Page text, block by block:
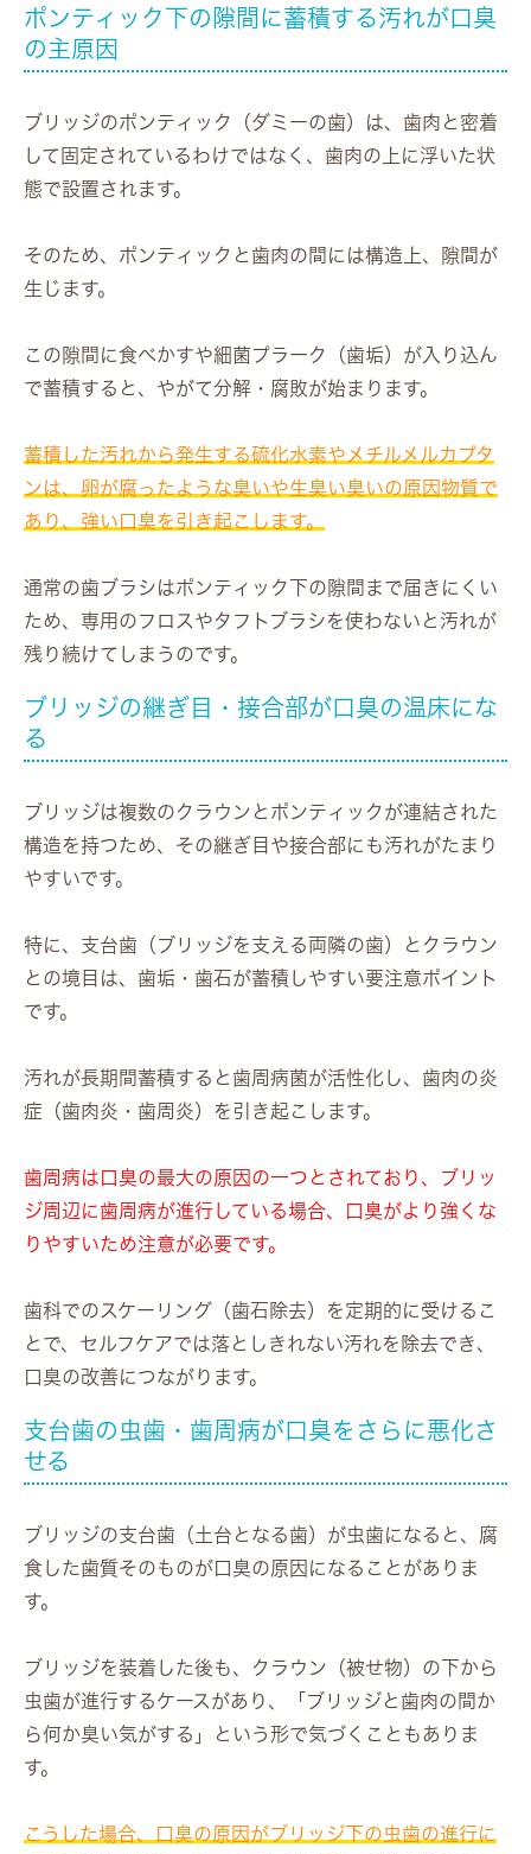
ポンティック下の隙間に蓄積する汚れが口臭
の主原因
ブリッジのポンティック（ダミーの歯）は、歯肉と密着
して固定されているわけではなく、歯肉の上に浮いた状
態で設置されます。
そのため、ポンティックと歯肉の間には構造上、隙間が
生じます。
この隙間に食べかすや細菌プラーク（歯垢）が入り込ん
で蓄積すると、やがて分解・腐敗が始まります。
蓄積した汚れから発生する硫化水素やメチルメルカプタ
ンは、卵が腐ったような臭いや生臭い臭いの原因物質で
あり、強い口臭を引き起こします。
通常の歯ブラシはポンティック下の隙間まで届きにくい
ため、専用のフロスやタフトブラシを使わないと汚れが
残り続けてしまうのです。
ブリッジの継ぎ目・接合部が口臭の温床にな
る
ブリッジは複数のクラウンとポンティックが連結された
構造を持つため、その継ぎ目や接合部にも汚れがたまり
やすいです。
特に、支台歯（ブリッジを支える両隣の歯）とクラウン
との境目は、歯垢・歯石が蓄積しやすい要注意ポイント
です。
汚れが長期間蓄積すると歯周病菌が活性化し、歯肉の炎
症（歯肉炎・歯周炎）を引き起こします。
歯周病は口臭の最大の原因の一つとされており、ブリッ
ジ周辺に歯周病が進行している場合、口臭がより強くな
りやすいため注意が必要です。
歯科でのスケーリング（歯石除去）を定期的に受けるこ
とで、セルフケアでは落としきれない汚れを除去でき、
口臭の改善につながります。
支台歯の虫歯・歯周病が口臭をさらに悪化さ
せる
ブリッジの支台歯（土台となる歯）が虫歯になると、腐
食した歯質そのものが口臭の原因になることがありま
す。
ブリッジを装着した後も、クラウン（被せ物）の下から
虫歯が進行するケースがあり、「ブリッジと歯肉の間か
ら何か臭い気がする」という形で気づくこともありま
す。
こうした場合、口臭の原因がブリッジ下の虫歯の進行に